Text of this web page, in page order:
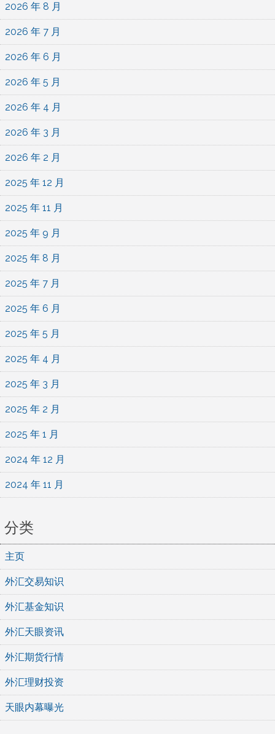
2026 年 8 月
2026 年 7 月
2026 年 6 月
2026 年 5 月
2026 年 4 月
2026 年 3 月
2026 年 2 月
2025 年 12 月
2025 年 11 月
2025 年 9 月
2025 年 8 月
2025 年 7 月
2025 年 6 月
2025 年 5 月
2025 年 4 月
2025 年 3 月
2025 年 2 月
2025 年 1 月
2024 年 12 月
2024 年 11 月
分类
主页
外汇交易知识
外汇基金知识
外汇天眼资讯
外汇期货行情
外汇理财投资
天眼内幕曝光